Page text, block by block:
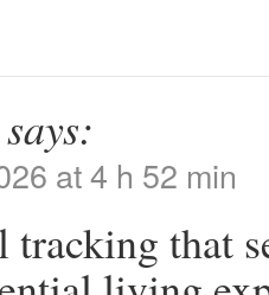
says:
at 4 h 52 min
tracking that